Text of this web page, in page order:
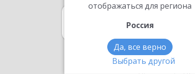
отображаться для региона
Россия
Да, все верно
Выбрать другой
в Пермском
Ознакомьтесь с